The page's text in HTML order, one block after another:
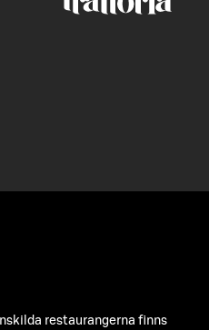
restaurangerna finns